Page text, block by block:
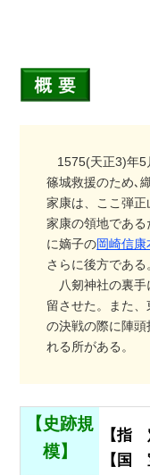
1575(天正3)年5
篠城救援のため､
家康は、ここ弾
家康の領地であ
に嫡子の岡崎信康
さらに後方である
八剱神社の裏手
留させた。また
の決戦の際に陣頭
れる所がある。
【史跡規
模】
【指
【国